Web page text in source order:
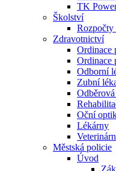
TK
Školství
Rozpočty
Zdravotnictví
Ordinace
Ordinace
Odborní
Zubní
Oční
Lékárny
Městská policie
Úvod